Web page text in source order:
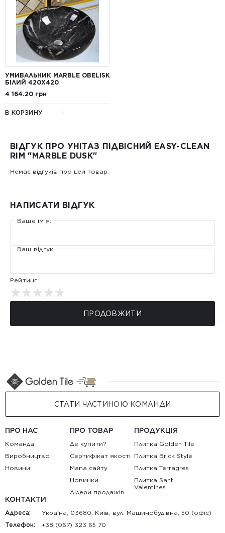
УМИВАЛЬНИК MARBLE OBELISK
БІЛИЙ 420X420
4 164.20 грн
В КОРЗИНУ
ВІДГУК ПРО УНІТАЗ ПІДВІСНИЙ EASY-CLEAN
RIM "MARBLE DUSK"
Немає відгуків про цей товар.
НАПИСАТИ ВІДГУК
Ваше ім’я:
Ваш відгук
Рейтинг
ПРОДОВЖИТИ
СТАТИ ЧАСТИНОЮ КОМАНДИ
ПРО НАС
Команда
Виробництво
Новини
ПРО ТОВАР
Де купити?
Сертифікат якості
Мапа сайту
Новинки
Лідери продажів
ПРОДУКЦІЯ
Плитка Golden Tile
Плитка Brick Style
Плитка Terragres
Плитка Sant
Valentines
КОНТАКТИ
Адреса:
Україна, 03680, Київ, вул. Машинобудівна, 50 (офіс)
Телефон:
+38 (067) 323 65 70